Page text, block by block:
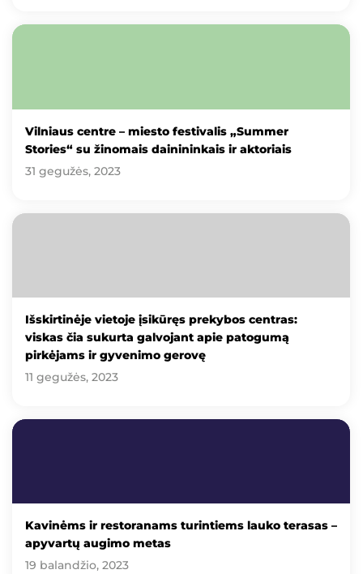
Vilniaus centre – miesto festivalis „Summer
Stories“ su žinomais dainininkais ir aktoriais
31 gegužės, 2023
Išskirtinėje vietoje įsikūręs prekybos centras:
viskas čia sukurta galvojant apie patogumą
pirkėjams ir gyvenimo gerovę
11 gegužės, 2023
Kavinėms ir restoranams turintiems lauko terasas –
apyvartų augimo metas
19 balandžio, 2023